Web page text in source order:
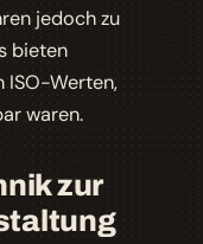
jedoch zu
bieten
ISO-Werten,
waren.
zur